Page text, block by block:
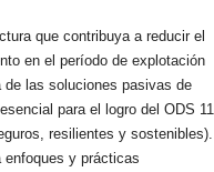
que contribuya a reducir el
en el período de explotación
de las soluciones pasivas de
para el logro del ODS 11
resilientes y sostenibles).
enfoques y prácticas